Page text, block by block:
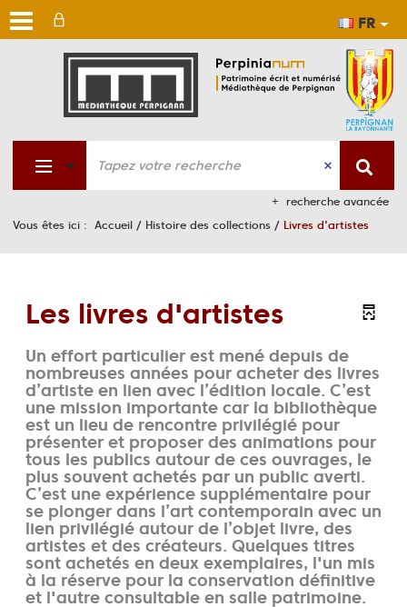
FR
Aller
au
Aller
au
Aller
à
la
recherche avancée
Vous êtes ici : Accueil / Histoire des collections / Livres d'artistes
Les livres d'artistes
Un effort particulier est mené depuis de
nombreuses années pour acheter des livres
d’artiste en lien avec l’édition locale. C’est
une mission importante car la bibliothèque
est un lieu de rencontre privilégié pour
présenter et proposer des animations pour
tous les publics autour de ces ouvrages, le
plus souvent achetés par un public averti.
C’est une expérience supplémentaire pour
se plonger dans l’art contemporain avec un
lien privilégié autour de l’objet livre, des
artistes et des créateurs. Quelques titres
sont achetés en deux exemplaires, l'un mis
à la réserve pour la conservation définitive
et l'autre consultable en salle patrimoine.